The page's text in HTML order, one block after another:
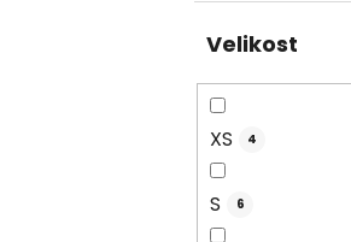
Velikost
XS 4
S 6